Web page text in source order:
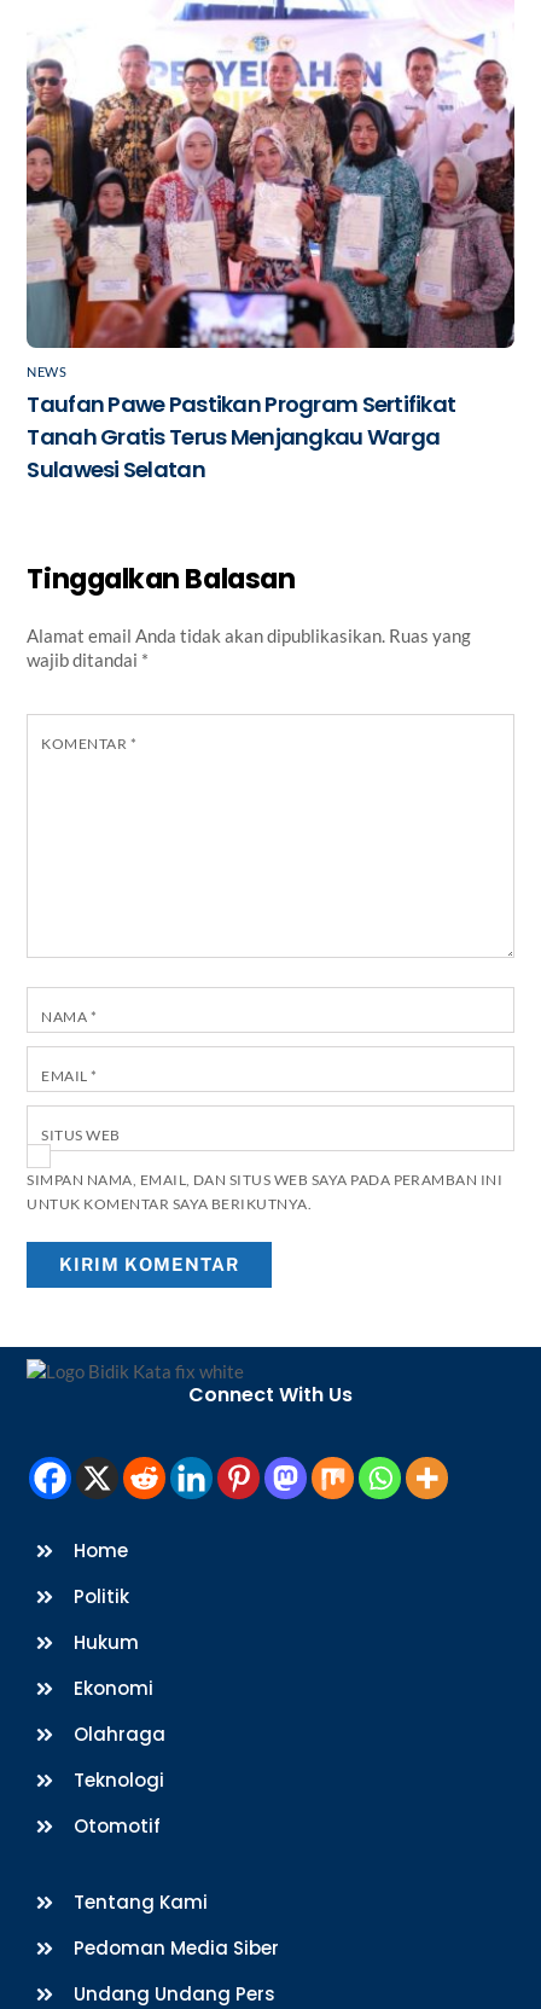
NEWS
Taufan Pawe Pastikan Program Sertifikat
Tanah Gratis Terus Menjangkau Warga
Sulawesi Selatan
Tinggalkan Balasan
Alamat email Anda tidak akan dipublikasikan. Ruas yang
wajib ditandai *
KOMENTAR *
NAMA *
EMAIL *
SITUS WEB
SIMPAN NAMA, EMAIL, DAN SITUS WEB SAYA PADA PERAMBAN INI
UNTUK KOMENTAR SAYA BERIKUTNYA.
Back
Connect With Us
Home
Politik
Hukum
Ekonomi
Olahraga
Teknologi
Otomotif
Tentang Kami
Pedoman Media Siber
Undang Undang Pers